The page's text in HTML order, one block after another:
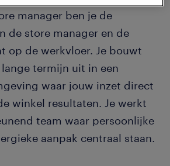
manager ben je de
de store manager en de
op de werkvloer. Je bouwt
termijn uit in een
waar jouw inzet direct
winkel resultaten. Je werkt
team waar persoonlijke
aanpak centraal staan.